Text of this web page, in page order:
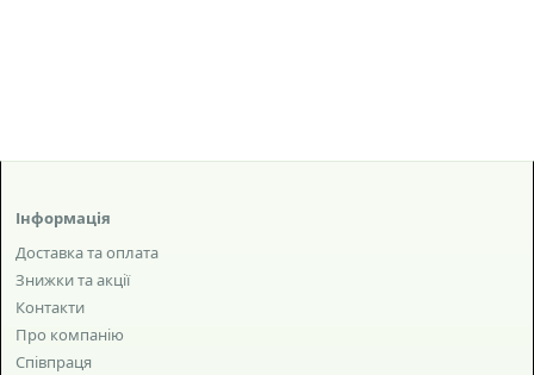
Інформація
Доставка та оплата
Знижки та акції
Контакти
Про компанію
Співпраця